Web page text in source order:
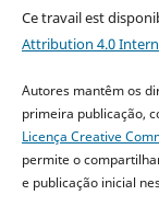
Ce travail est
Attribution 4.0
Autores mantêm os
primeira publicação,
Licença Creative
permite o
e publicação inicial